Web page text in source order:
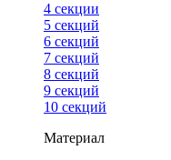
4 cекции
5 секций
6 секций
7 секций
8 секций
9 секций
10 секций
Материал